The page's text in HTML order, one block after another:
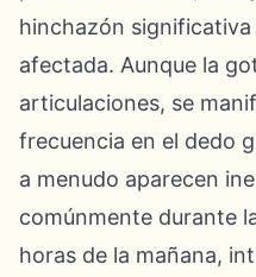
hinchazón
afectada. Aunque la
articulaciones, se
frecuencia en el dedo
a menudo aparecen
comúnmente durante
horas de la mañana,